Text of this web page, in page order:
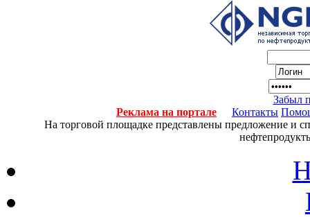
Забыл
Реклама на портале
Контакты
На торговой площадке представлены предложение и